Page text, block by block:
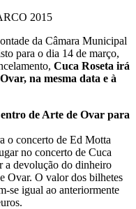
da Câmara Municipal
para o dia 14 de março,
Cuca Roseta irá
na mesma data e à
de Arte de Ovar para
o concerto de Ed Motta
no concerto de Cuca
a devolução do dinheiro
Ovar. O valor dos bilhetes
se igual ao anteriormente